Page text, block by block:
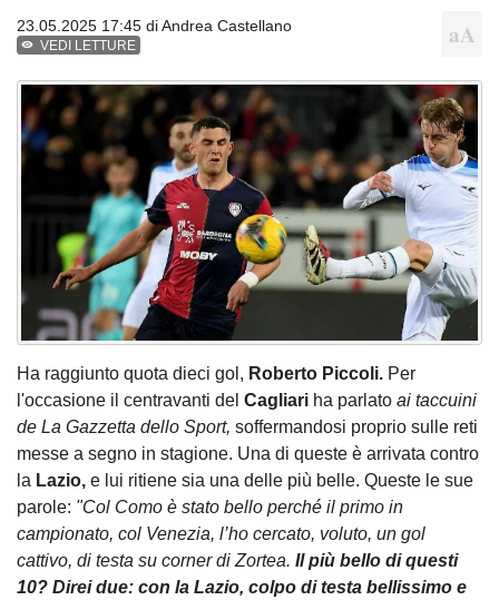
23.05.2025 17:45 diAndrea Castellano
VEDI LETTURE
Ha raggiunto quota dieci gol, Roberto Piccoli. Per
l'occasione il centravanti del Cagliari ha parlato ai taccuini
de La Gazzetta dello Sport, soffermandosi proprio sulle reti
messe a segno in stagione. Una di queste è arrivata contro
la Lazio, e lui ritiene sia una delle più belle. Queste le sue
parole: "Col Como è stato bello perché il primo in
campionato, col Venezia, l’ho cercato, voluto, un gol
cattivo, di testa su corner di Zortea. Il più bello di questi
10? Direi due: con la Lazio, colpo di testa bellissimo e